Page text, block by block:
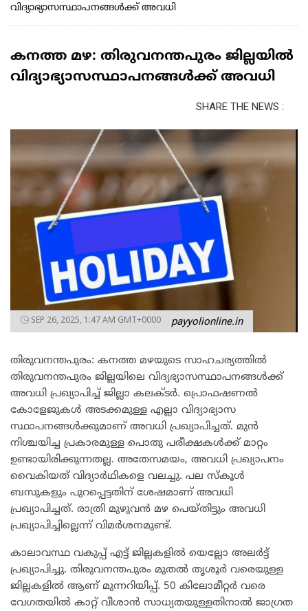
വിദ്യാഭ്യാസസ്ഥാപനങ്ങൾക്ക് അവധി
കനത്ത മഴ: തിരുവനന്തപുരം ജില്ലയിൽ
വിദ്യാഭ്യാസസ്ഥാപനങ്ങൾക്ക് അവധി
SHARE THE NEWS :
SEP 26, 2025, 1:47 AM GMT+0000 payyolionline.in
തിരുവനന്തപുരം: കനത്ത മഴയുടെ സാഹചര്യത്തിൽ
തിരുവനന്തപുരം ജില്ലയിലെ വിദ്യഭ്യാസസ്ഥാപനങ്ങൾക്ക്
അവധി പ്രഖ്യാപിച്ച് ജില്ലാ കലക്ടർ. പ്രൊഫഷണൽ
കോളേജുകൾ അടക്കമുള്ള എല്ലാ വിദ്യാഭ്യാസ
സ്ഥാപനങ്ങൾക്കുമാണ് അവധി പ്രഖ്യാപിച്ചത്. മുൻ
നിശ്ചയിച്ച പ്രകാരമുള്ള പൊതു പരീക്ഷകൾക്ക് മാറ്റം
ഉണ്ടായിരിക്കുന്നതല്ല. അതേസമയം, അവധി പ്രഖ്യാപനം
വൈകിയത് വിദ്യാർഥികളെ വലച്ചു. പല സ്കൂൾ
ബസുകളും പുറപ്പെട്ടതിന് ശേഷമാണ് അവധി
പ്രഖ്യാപിച്ചത്. രാത്രി മുഴുവൻ മഴ പെയ്തിട്ടും അവധി
പ്രഖ്യാപിച്ചില്ലെന്ന് വിമർശനമുണ്ട്.
കാലാവസ്ഥ വകുപ്പ് എട്ട് ജില്ലകളിൽ യെല്ലോ അലർട്ട്
പ്രഖ്യാപിച്ചു. തിരുവനന്തപുരം മുതൽ തൃശൂർ വരെയുള്ള
ജില്ലകളിൽ ആണ് മുന്നറിയിപ്പ്. 50 കിലോമീറ്റർ വരെ
വേഗതയില്‍ കാറ്റ് വീശാന്‍ സാധ്യതയുള്ളതിനാല്‍ ജാഗ്രത